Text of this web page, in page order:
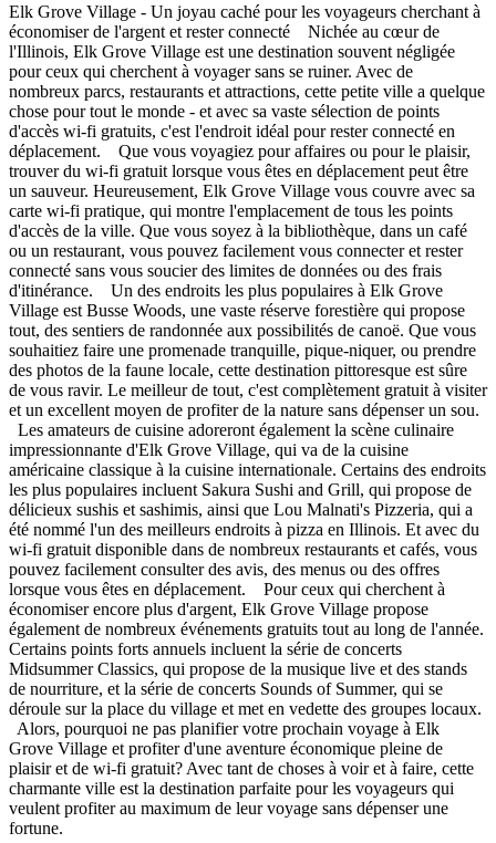
Elk Grove Village - Un joyau caché pour les voyageurs cherchant à
économiser de l'argent et rester connecté Nichée au cœur de
l'Illinois, Elk Grove Village est une destination souvent négligée
pour ceux qui cherchent à voyager sans se ruiner. Avec de
nombreux parcs, restaurants et attractions, cette petite ville a quelque
chose pour tout le monde - et avec sa vaste sélection de points
d'accès wi-fi gratuits, c'est l'endroit idéal pour rester connecté en
déplacement. Que vous voyagiez pour affaires ou pour le plaisir,
trouver du wi-fi gratuit lorsque vous êtes en déplacement peut être
un sauveur. Heureusement, Elk Grove Village vous couvre avec sa
carte wi-fi pratique, qui montre l'emplacement de tous les points
d'accès de la ville. Que vous soyez à la bibliothèque, dans un café
ou un restaurant, vous pouvez facilement vous connecter et rester
connecté sans vous soucier des limites de données ou des frais
d'itinérance. Un des endroits les plus populaires à Elk Grove
Village est Busse Woods, une vaste réserve forestière qui propose
tout, des sentiers de randonnée aux possibilités de canoë. Que vous
souhaitiez faire une promenade tranquille, pique-niquer, ou prendre
des photos de la faune locale, cette destination pittoresque est sûre
de vous ravir. Le meilleur de tout, c'est complètement gratuit à visiter
et un excellent moyen de profiter de la nature sans dépenser un sou.
Les amateurs de cuisine adoreront également la scène culinaire
impressionnante d'Elk Grove Village, qui va de la cuisine
américaine classique à la cuisine internationale. Certains des endroits
les plus populaires incluent Sakura Sushi and Grill, qui propose de
délicieux sushis et sashimis, ainsi que Lou Malnati's Pizzeria, qui a
été nommé l'un des meilleurs endroits à pizza en Illinois. Et avec du
wi-fi gratuit disponible dans de nombreux restaurants et cafés, vous
pouvez facilement consulter des avis, des menus ou des offres
lorsque vous êtes en déplacement. Pour ceux qui cherchent à
économiser encore plus d'argent, Elk Grove Village propose
également de nombreux événements gratuits tout au long de l'année.
Certains points forts annuels incluent la série de concerts
Midsummer Classics, qui propose de la musique live et des stands
de nourriture, et la série de concerts Sounds of Summer, qui se
déroule sur la place du village et met en vedette des groupes locaux.
Alors, pourquoi ne pas planifier votre prochain voyage à Elk
Grove Village et profiter d'une aventure économique pleine de
plaisir et de wi-fi gratuit? Avec tant de choses à voir et à faire, cette
charmante ville est la destination parfaite pour les voyageurs qui
veulent profiter au maximum de leur voyage sans dépenser une
fortune.